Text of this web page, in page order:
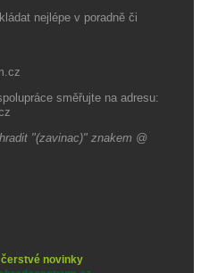
nejlépe v poradně či
směřujte na adresu:
"(zavinac)" znakem @
novinky